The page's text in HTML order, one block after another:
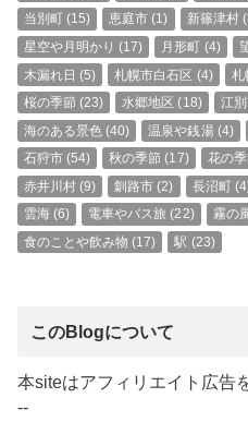
当別町(15) 恵庭市 (1) 新篠津村
星空や月明かり (17) 月形町 (4)
木漏れ日 (5) 札幌市白石区 (4) 札
桜の季節 (23) 水郷地区 (18) 江
海のある景色 (40) 温泉や銭湯(4)
石狩市(54) 秋の季節 (17) 花の
赤井川村(9) 釧路市 (2) 長沼町
雲海(6) 電車やバス旅 (22) 霧の
食のことや飲み物 (17) 駅 (23)
このBlogについて
本siteはアフィリエイト広告
--